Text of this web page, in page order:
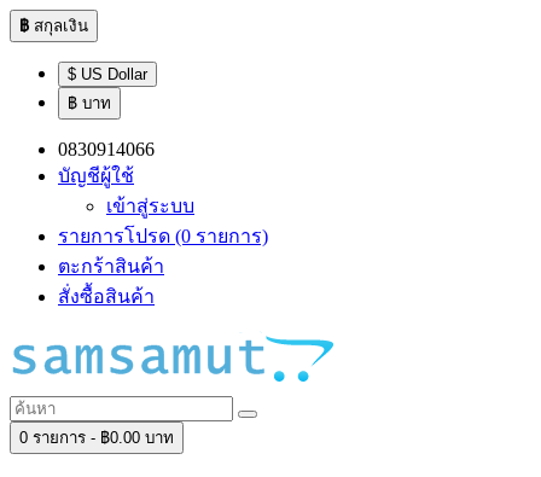
฿ สกุลเงิน
$ US Dollar
฿ บาท
0830914066
บัญชีผู้ใช้
เข้าสู่ระบบ
รายการโปรด (0 รายการ)
ตะกร้าสินค้า
สั่งซื้อสินค้า
0 รายการ - ฿0.00 บาท